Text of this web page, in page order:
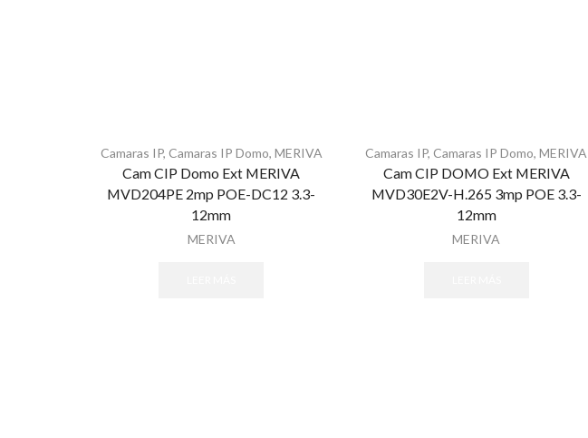
Camaras IP, Camaras IP Domo, MERIVA
Cam CIP Domo Ext MERIVA
MVD204PE 2mp POE-DC12 3.3-
12mm
MERIVA
Camaras IP,Camaras IP Domo,MERIVA
Cam CIP DOMO Ext MERIVA
MVD30E2V-H.265 3mp POE 3.3-
12mm
MERIVA